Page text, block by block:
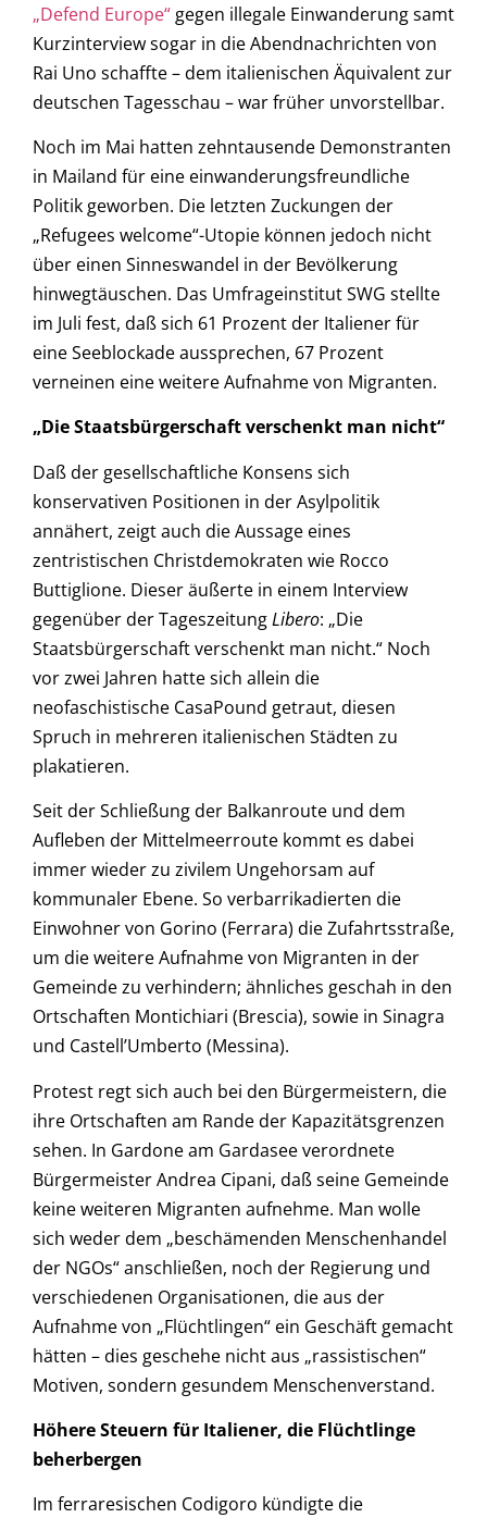
„Defend Europe“ gegen illegale Einwanderung samt
Kurzinterview sogar in die Abendnachrichten von
Rai Uno schaffte – dem italienischen Äquivalent zur
deutschen Tagesschau – war früher unvorstellbar.
Noch im Mai hatten zehntausende Demonstranten
in Mailand für eine einwanderungsfreundliche
Politik geworben. Die letzten Zuckungen der
„Refugees welcome“-Utopie können jedoch nicht
über einen Sinneswandel in der Bevölkerung
hinwegtäuschen. Das Umfrageinstitut SWG stellte
im Juli fest, daß sich 61 Prozent der Italiener für
eine Seeblockade aussprechen, 67 Prozent
verneinen eine weitere Aufnahme von Migranten.
„Die Staatsbürgerschaft verschenkt man nicht“
Daß der gesellschaftliche Konsens sich
konservativen Positionen in der Asylpolitik
annähert, zeigt auch die Aussage eines
zentristischen Christdemokraten wie Rocco
Buttiglione. Dieser äußerte in einem Interview
gegenüber der TageszeitungLibero: „Die
Staatsbürgerschaft verschenkt man nicht.“ Noch
vor zwei Jahren hatte sich allein die
neofaschistische CasaPound getraut, diesen
Spruch in mehreren italienischen Städten zu
plakatieren.
Seit der Schließung der Balkanroute und dem
Aufleben der Mittelmeerroute kommt es dabei
immer wieder zu zivilem Ungehorsam auf
kommunaler Ebene. So verbarrikadierten die
Einwohner von Gorino (Ferrara) die Zufahrtsstraße,
um die weitere Aufnahme von Migranten in der
Gemeinde zu verhindern; ähnliches geschah in den
Ortschaften Montichiari (Brescia), sowie in Sinagra
und Castell’Umberto (Messina).
Protest regt sich auch bei den Bürgermeistern, die
ihre Ortschaften am Rande der Kapazitätsgrenzen
sehen. In Gardone am Gardasee verordnete
Bürgermeister Andrea Cipani, daß seine Gemeinde
keine weiteren Migranten aufnehme. Man wolle
sich weder dem „beschämenden Menschenhandel
der NGOs“ anschließen, noch der Regierung und
verschiedenen Organisationen, die aus der
Aufnahme von „Flüchtlingen“ ein Geschäft gemacht
hätten – dies geschehe nicht aus „rassistischen“
Motiven, sondern gesundem Menschenverstand.
Höhere Steuern für Italiener, die Flüchtlinge
beherbergen
Im ferraresischen Codigoro kündigte die